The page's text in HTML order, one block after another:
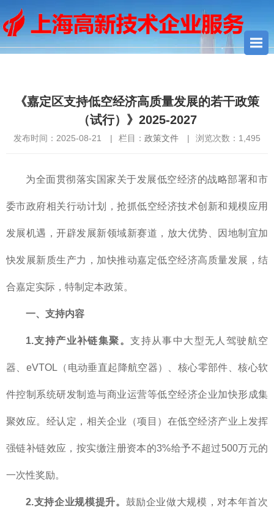
《嘉定区支持低空经济高质量发展的若干政策
（试行）》2025-2027
发布时间：2025-08-21 | 栏目： 政策文件 | 浏览次数： 1,495
为全面贯彻落实国家关于发展低空经济的战略部署和市
委市政府相关行动计划，抢抓低空经济技术创新和规模应用
发展机遇，开辟发展新领域新赛道，放大优势、因地制宜加
快发展新质生产力，加快推动嘉定低空经济高质量发展，结
合嘉定实际，特制定本政策。
一、支持内容
1.支持产业补链集聚。支持从事中大型无人驾驶航空
器、eVTOL（电动垂直起降航空器）、核心零部件、核心软
件控制系统研发制造与商业运营等低空经济企业加快形成集
聚效应。经认定，相关企业（项目）在低空经济产业上发挥
强链补链效应，按实缴注册资本的3%给予不超过500万元的
一次性奖励。
2.支持企业规模提升。 鼓励企业做大规模，对本年首次